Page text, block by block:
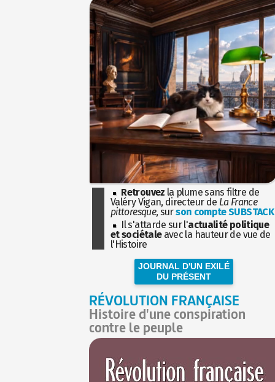
Retrouvez la plume sans filtre de
Valéry Vigan, directeur de La France
pittoresque, surson compte SUBSTACK
Il s'attarde sur l'actualité politique
et sociétaleavec la hauteur de vue de
l'Histoire
JOURNAL D'UN EXILÉ
DU PRÉSENT
RÉVOLUTION FRANÇAISE
Histoire d'une conspiration
contre le peuple